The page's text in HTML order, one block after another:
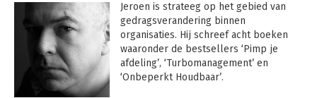
Jeroen is strateeg op het gebied van
gedragsverandering binnen
organisaties. Hij schreef acht boeken
waaronder de bestsellers ‘Pimp je
afdeling’, ‘Turbomanagement’ en
‘Onbeperkt Houdbaar’.